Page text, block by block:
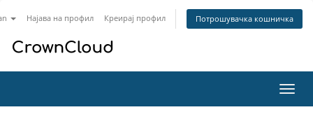
Најава на профил Креирај профил Потрошувачка кошничка
ја